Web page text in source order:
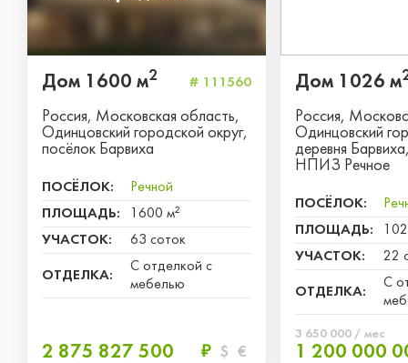
Дом 1600 м2 # 111560
Россия, Московская область,
Одинцовский городской округ,
посёлок Барвиха
ПОСЁЛОК:
Речной
ПЛОЩАДЬ:
1600 м²
УЧАСТОК:
63 соток
ОТДЕЛКА:
С отделкой с
мебелью
2 875 827 500 ₽ $ €
Дом 1026 м
Россия,
Одинцовский
деревня
НПИЗ Речное
ПОСЁЛОК:
ПЛОЩАДЬ:
УЧАСТОК:
22
ОТДЕЛКА:
С
3 650 000 / мес
1 200 000